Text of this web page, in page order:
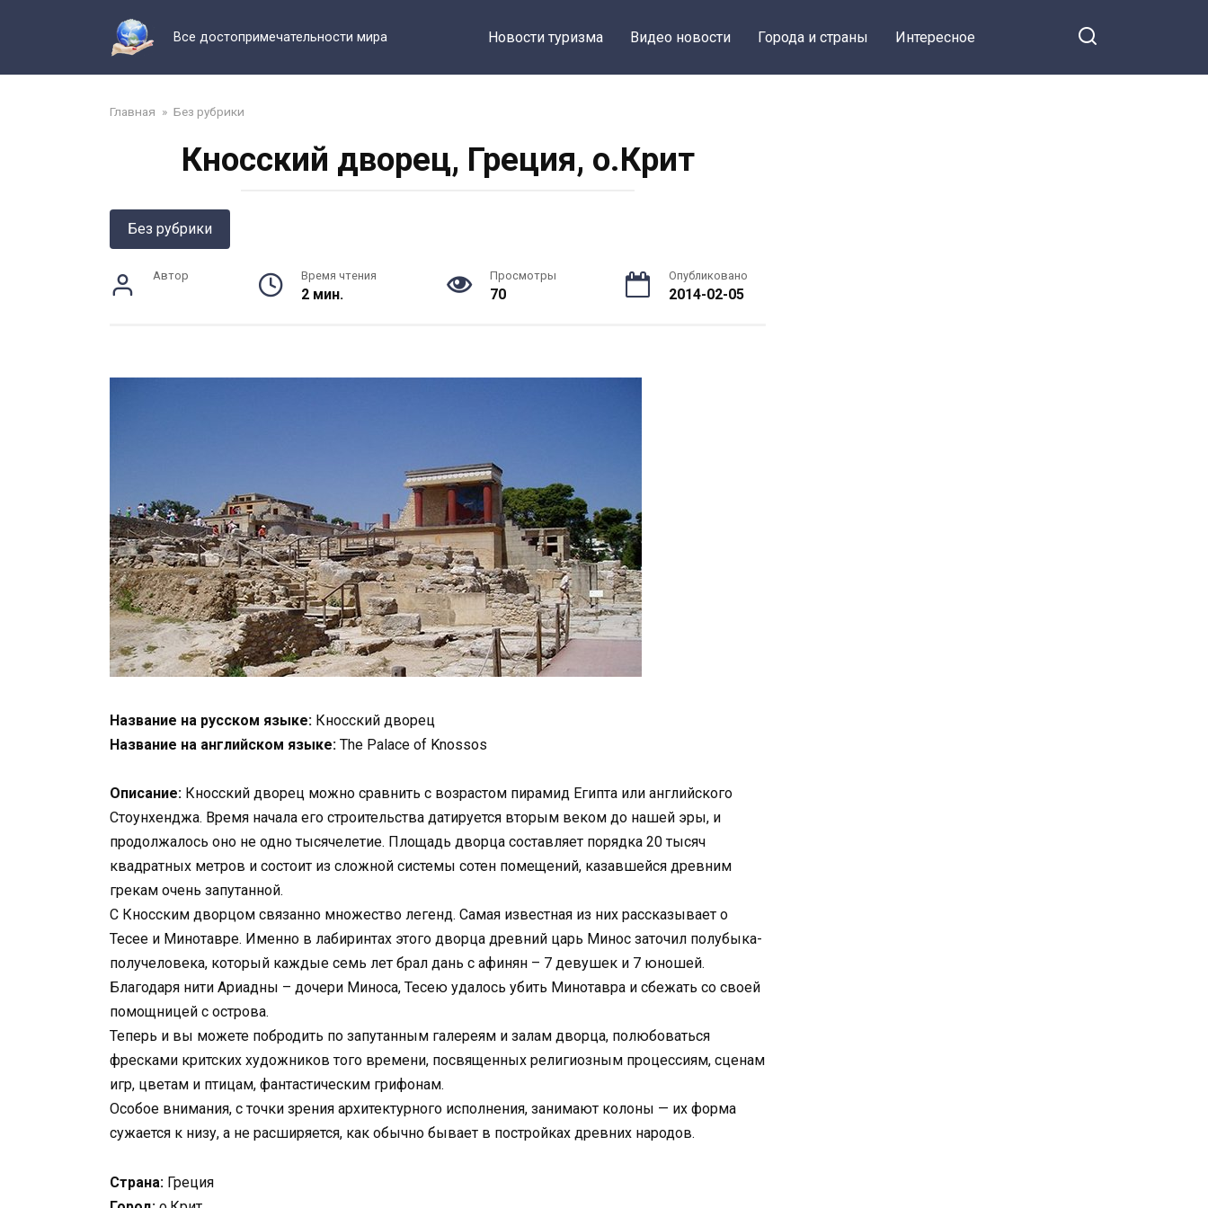
Все достопримечательности мира Новости туризма Видео новости Города и страны Интересное
Главная » Без рубрики
Кносский дворец, Греция, о.Крит
Без рубрики
Автор Время чтения
2 мин.
Просмотры
70
Опубликовано
2014-02-05
Название на русском языке: Кносский дворец
Название на английском языке: The Palace of Knossos
Описание: Кносский дворец можно сравнить с возрастом пирамид Египта или английского
Стоунхенджа. Время начала его строительства датируется вторым веком до нашей эры, и
продолжалось оно не одно тысячелетие. Площадь дворца составляет порядка 20 тысяч
квадратных метров и состоит из сложной системы сотен помещений, казавшейся древним
грекам очень запутанной.
С Кносским дворцом связанно множество легенд. Самая известная из них рассказывает о
Тесее и Минотавре. Именно в лабиринтах этого дворца древний царь Минос заточил полубыка-
получеловека, который каждые семь лет брал дань с афинян – 7 девушек и 7 юношей.
Благодаря нити Ариадны – дочери Миноса, Тесею удалось убить Минотавра и сбежать со своей
помощницей с острова.
Теперь и вы можете побродить по запутанным галереям и залам дворца, полюбоваться
фресками критских художников того времени, посвященных религиозным процессиям, сценам
игр, цветам и птицам, фантастическим грифонам.
Особое внимания, с точки зрения архитектурного исполнения, занимают колоны — их форма
сужается к низу, а не расширяется, как обычно бывает в постройках древних народов.
Страна: Греция